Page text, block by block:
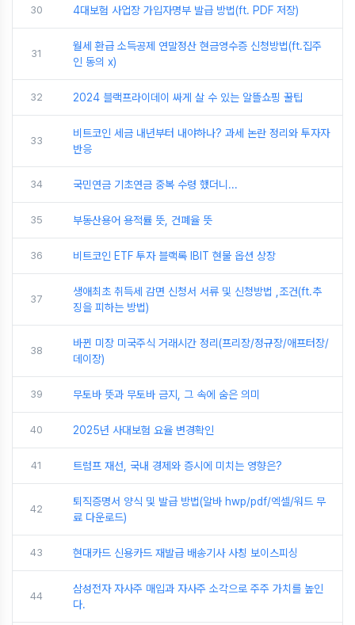
30 4대보험 사업장 가입자명부 발급 방법(ft. PDF 저장)
31
월세 환급 소득공제 연말정산 현금영수증 신청방법(ft.집주
인 동의 x)
32 2024 블랙프라이데이 싸게 살 수 있는 알뜰쇼핑 꿀팁
33
비트코인 세금 내년부터 내야하나? 과세 논란 정리와 투자자
반응
34 국민연금 기초연금 중복 수령 했더니...
35 부동산용어 용적률 뜻, 건폐율 뜻
36 비트코인 ETF 투자 블랙록 IBIT 현물 옵션 상장
37
생애최초 취득세 감면 신청서 서류 및 신청방법 ,조건(ft.추
징을 피하는 방법)
38
바뀐 미장 미국주식 거래시간 정리(프리장/정규장/애프터장/
데이장)
39 무토바 뜻과 무토바 금지, 그 속에 숨은 의미
40 2025년 사대보험 요율 변경확인
41 트럼프 재선, 국내 경제와 증시에 미치는 영향은?
42
퇴직증명서 양식 및 발급 방법(알바 hwp/pdf/엑셀/워드 무
료 다운로드)
43 현대카드 신용카드 재발급 배송기사 사칭 보이스피싱
44
삼성전자 자사주 매입과 자사주 소각으로 주주 가치를 높인
다.